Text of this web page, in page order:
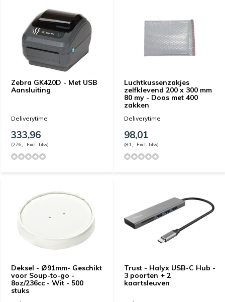
Zebra GK420D - Met USB
Aansluiting
Deliverytime
333,96
(276,- Excl. btw)
Luchtkussenzakjes
zelfklevend 200 x 300 mm
80 my - Doos met 400
zakken
Deliverytime
98,01
(81,- Excl. btw)
Deksel - Ø91mm- Geschikt
voor Soup-to-go -
8oz/236cc - Wit - 500
stuks
Trust - Halyx USB-C Hub -
3 poorten + 2
kaartsleuven